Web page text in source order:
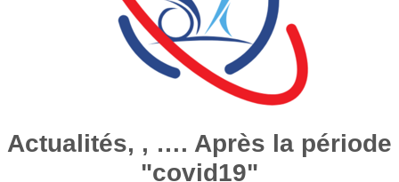
Actualités, , …. Après la période
"covid19"